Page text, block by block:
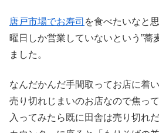
唐戸市場でお寿司 を食べたいなと
曜日しか営業していないという”蕎
ました。
なんだかんだ手間取ってお店に着
売り切れじまいのお店なので焦っ
入ってみたら既に田舎は売り切れだ